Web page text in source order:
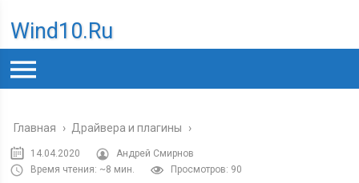
Wind10.ru
Главная › Драйвера и плагины ›
14.04.2020
Андрей Смирнов
Время чтения: ~8 мин.
Просмотров: 90